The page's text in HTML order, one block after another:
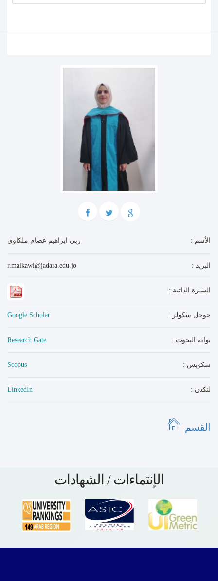
: الأسم ربى ابراهيم عصام ملكاوي
: البريد r.malkawi@jadara.edu.jo
: السيرة الذاتية
: جوجل سكولر Google Scholar
: بوابة البحوث Research Gate
: سكوبس Scopus
: لنكدن LinkedIn
القسم
الإنتماءات / الشهادات